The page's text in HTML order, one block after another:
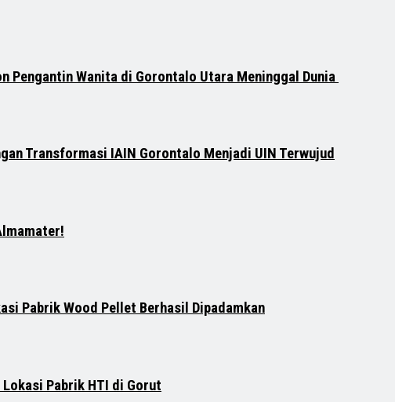
Pengantin Wanita di Gorontalo Utara Meninggal Dunia
Transformasi IAIN Gorontalo Menjadi UIN Terwujud
Pabrik Wood Pellet Berhasil Dipadamkan
Lokasi Pabrik HTI di Gorut